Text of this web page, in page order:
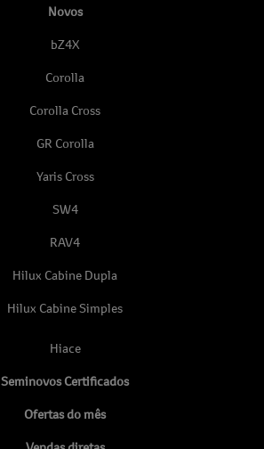
Novos
bZ4X
Corolla
Corolla Cross
GR Corolla
Yaris Cross
SW4
RAV4
Hilux Cabine Dupla
Hilux Cabine Simples
Hiace
Seminovos Certificados
Ofertas do mês